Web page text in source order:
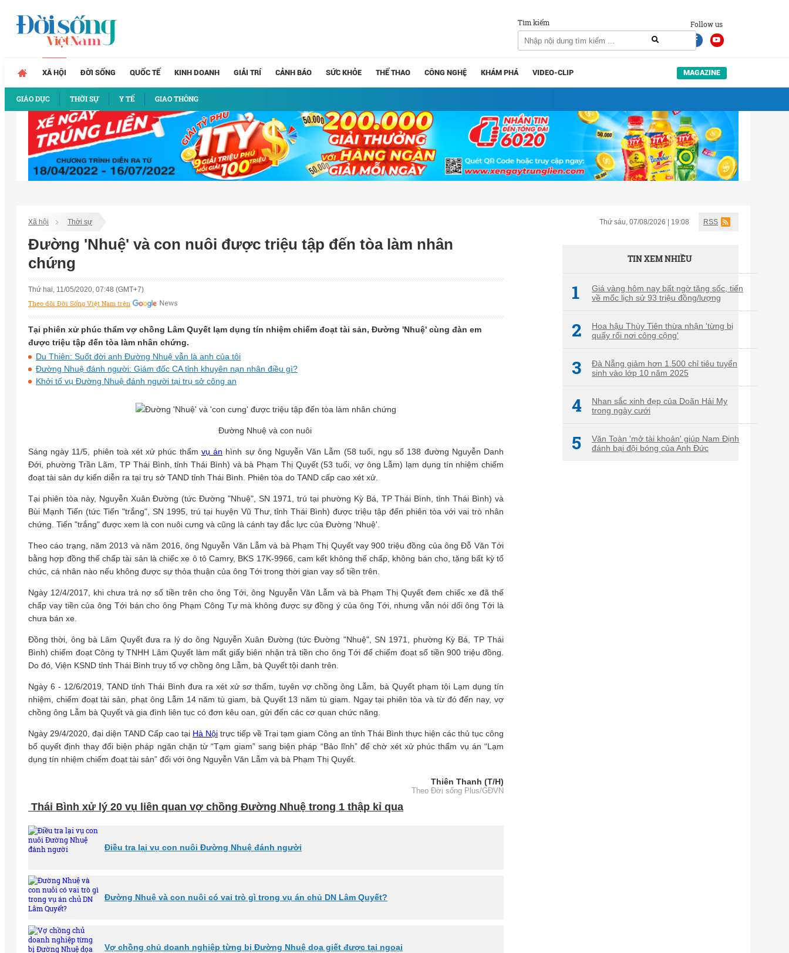
Follow us
Tìm kiếm
XÃ HỘI
GIÁO DỤC THỜI SỰ Y TẾ GIAO THÔNG
ĐỜI SỐNG QUỐC TẾ KINH DOANH GIẢI TRÍ CẢNH BÁO SỨC KHỎE THỂ THAO CÔNG NGHỆ KHÁM PHÁ VIDEO-CLIP MAGAZINE
Xã hội Thời sự Thứ sáu, 07/08/2026 | 19:08 RSS
Đường 'Nhuệ' và con nuôi được triệu tập đến tòa làm nhân
chứng
Thứ hai, 11/05/2020, 07:48 (GMT+7)
Theo dõi Đời Sống Việt Nam trên
Tại phiên xử phúc thẩm vợ chồng Lâm Quyết lạm dụng tín nhiệm chiếm đoạt tài sản, Đường 'Nhuệ' cùng đàn em
được triệu tập đến tòa làm nhân chứng.
Du Thiên: Suốt đời anh Đường Nhuệ vẫn là anh của tôi
Đường Nhuệ đánh người: Giám đốc CA tỉnh khuyên nạn nhân điều gì?
Khởi tố vụ Đường Nhuệ đánh người tại trụ sở công an
Đường Nhuệ và con nuôi
Sáng ngày 11/5, phiên toà xét xử phúc thẩm vụ án hình sự ông Nguyễn Văn Lẫm (58 tuổi, ngụ số 138 đường Nguyễn Danh
Đới, phường Trần Lãm, TP Thái Bình, tỉnh Thái Bình) và bà Phạm Thị Quyết (53 tuổi, vợ ông Lẫm) lạm dụng tín nhiệm chiếm
đoạt tài sản dự kiến diễn ra tại trụ sở TAND tỉnh Thái Bình. Phiên tòa do TAND cấp cao xét xử.
Tại phiên tòa này, Nguyễn Xuân Đường (tức Đường "Nhuệ", SN 1971, trú tại phường Kỳ Bá, TP Thái Bình, tỉnh Thái Bình) và
Bùi Mạnh Tiến (tức Tiến "trắng", SN 1995, trú tại huyện Vũ Thư, tỉnh Thái Bình) được triệu tập đến phiên tòa với vai trò nhân
chứng. Tiến "trắng" được xem là con nuôi cưng và cũng là cánh tay đắc lực của Đường 'Nhuệ'.
Theo cáo trạng, năm 2013 và năm 2016, ông Nguyễn Văn Lẫm và bà Phạm Thị Quyết vay 900 triệu đồng của ông Đỗ Văn Tới
bằng hợp đồng thế chấp tài sản là chiếc xe ô tô Camry, BKS 17K-9966, cam kết không thế chấp, không bán cho, tặng bất kỳ tổ
chức, cá nhân nào nếu không được sự thỏa thuận của ông Tới trong thời gian vay số tiền trên.
Ngày 12/4/2017, khi chưa trả nợ số tiền trên cho ông Tới, ông Nguyễn Văn Lẫm và bà Phạm Thị Quyết đem chiếc xe đã thế
chấp vay tiền của ông Tới bán cho ông Phạm Công Tự mà không được sự đồng ý của ông Tới, nhưng vẫn nói dối ông Tới là
chưa bán xe.
Đồng thời, ông bà Lâm Quyết đưa ra lý do ông Nguyễn Xuân Đường (tức Đường "Nhuệ", SN 1971, phường Kỳ Bá, TP Thái
Bình) chiếm đoạt Công ty TNHH Lâm Quyết làm mất giấy biên nhận trả tiền cho ông Tới để chiếm đoạt số tiền 900 triệu đồng.
Do đó, Viện KSND tỉnh Thái Bình truy tố vợ chồng ông Lẫm, bà Quyết tội danh trên.
Ngày 6 - 12/6/2019, TAND tỉnh Thái Bình đưa ra xét xử sơ thẩm, tuyên vợ chồng ông Lẫm, bà Quyết phạm tội Lạm dụng tín
nhiệm, chiếm đoạt tài sản, phạt ông Lẫm 14 năm tù giam, bà Quyết 13 năm tù giam. Ngay tại phiên tòa và từ đó đến nay, vợ
chồng ông Lẫm bà Quyết và gia đình liên tục có đơn kêu oan, gửi đến các cơ quan chức năng.
Ngày 29/4/2020, đại diện TAND Cấp cao tại Hà Nội trực tiếp về Trại tạm giam Công an tỉnh Thái Bình thực hiện các thủ tục công
bố quyết định thay đổi biện pháp ngăn chặn từ “Tạm giam” sang biện pháp “Bảo lĩnh” để chờ xét xử phúc thẩm vụ án “Lạm
dụng tín nhiệm chiếm đoạt tài sản” đối với ông Nguyễn Văn Lẫm và bà Phạm Thị Quyết.
Thiên Thanh (T/H)
Theo Đời sống Plus/GĐVN
Thái Bình xử lý 20 vụ liên quan vợ chồng Đường Nhuệ trong 1 thập kỉ qua
Điều tra lại vụ con nuôi Đường Nhuệ đánh người
Đường Nhuệ và con nuôi có vai trò gì trong vụ án chủ DN Lâm Quyết?
Vợ chồng chủ doanh nghiệp từng bị Đường Nhuệ dọa giết được tại ngoại
TIN XEM NHIỀU
1
Giá vàng hôm nay bất ngờ tăng sốc, tiến
về mốc lịch sử 93 triệu đồng/lượng
2
Hoa hậu Thùy Tiên thừa nhận 'từng bị
quấy rối nơi công cộng'
3
Đà Nẵng giảm hơn 1.500 chỉ tiêu tuyển
sinh vào lớp 10 năm 2025
4
Nhan sắc xinh đẹp của Doãn Hải My
trong ngày cưới
5
Văn Toàn 'mở tài khoản' giúp Nam Định
đánh bại đội bóng của Anh Đức